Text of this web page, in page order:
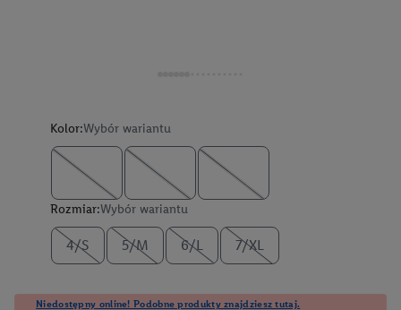
Kolor:Wybór wariantu
Rozmiar:Wybór wariantu
4/S 5/M 6/L 7/XL
Niedostępny online! Podobne produkty znajdziesz tutaj.